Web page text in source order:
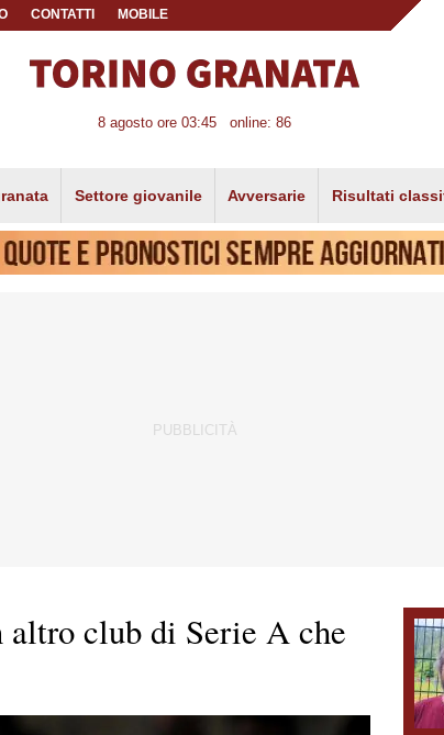
CONTATTI MOBILE
8 agosto ore 03:45 online: 86
Settore giovanile Avversarie Risultati
altro club di Serie A che